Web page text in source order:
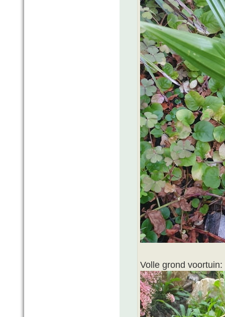
Volle grond voortuin: